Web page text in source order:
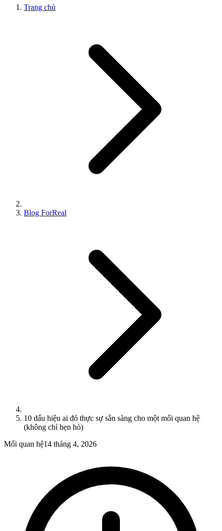
Trang chủ
Blog ForReal
10 dấu hiệu ai đó thực sự sẵn sàng cho một mối quan hệ
(không chỉ hẹn hò)
Mối quan hệ14 tháng 4, 2026